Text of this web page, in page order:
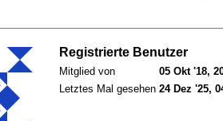
Registrierte Benutzer
Mitglied von
05 Okt '18,
Letztes Mal gesehen 24 Dez '25,